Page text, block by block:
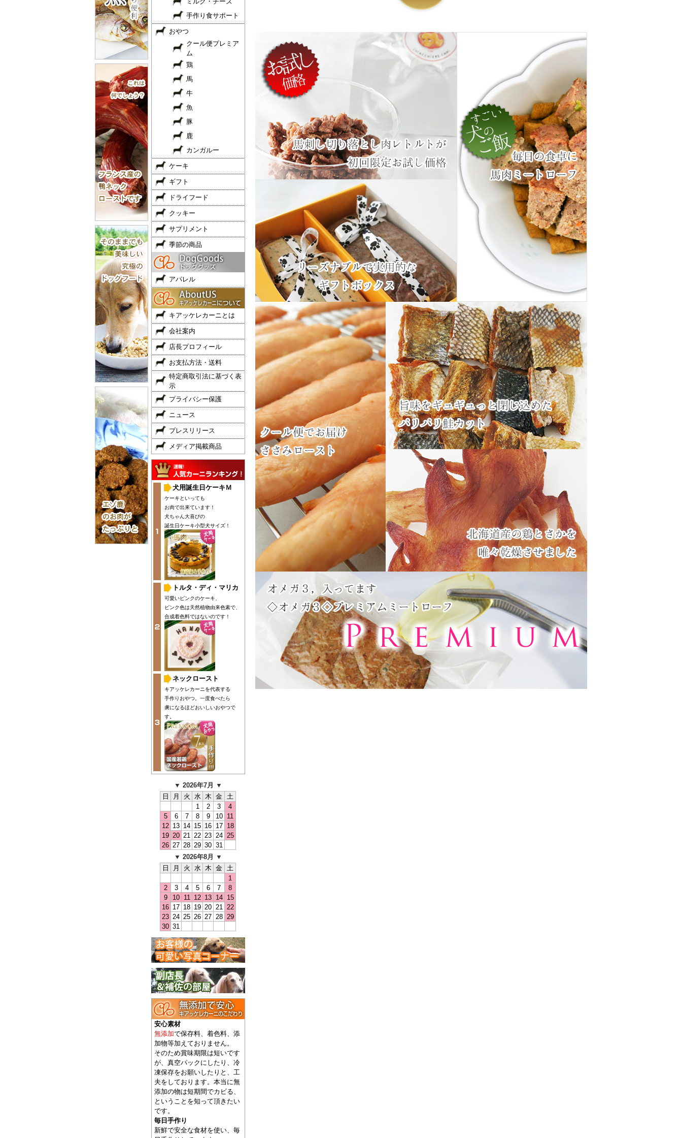
手作り食サポート
おやつ
クール便プレミア
ム
鶏
馬
牛
魚
豚
鹿
カンガルー
ケーキ
ギフト
ドライフード
クッキー
サプリメント
季節の商品
アパレル
キアッケレカーニとは
会社案内
店長プロフィール
お支払方法・送料
特定商取引法に基づく表
示
プライバシー保護
ニュース
プレスリリース
メディア掲載商品
犬用誕生日ケーキＭ
ケーキといっても
お肉で出来ています！
犬ちゃん大喜びの
誕生日ケーキ小型犬サイズ！
トルタ・ディ・マリカ
可愛いピンクのケーキ、
ピンク色は天然植物由来色素で、
合成着色料ではないのです！
ネックロースト
キアッケレカーニを代表する
手作りおやつ。一度食べたら
虜になるほどおいしいおやつで
す。
▼ 2026年7月 ▼
日
月 火 水 木 金 土
1
2 3
4
5
6 7 8 9 10
11
12 13 14 15 16 17
18
19 20 21 22 23 24 25
26 27 28 29 30 31
▼ 2026年8月 ▼
日
月 火 水 木 金 土
1
2
3 4 5 6 7
8
9
10 11 12 13 14
15
16 17 18 19 20 21 22
23 24 25 26 27 28 29
30 31
安心素材
無添加で保存料、着色料、添
加物等加えておりません。
そのため賞味期限は短いです
が、真空パックにしたり、冷
凍保存をお願いしたりと、工
夫をしております。本当に無
添加の物は短期間でカビる、
ということを知って頂きたい
です。
毎日手作り
新鮮で安全な食材を使い、毎